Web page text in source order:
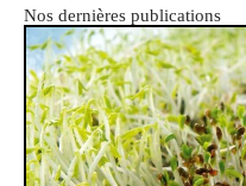
Nos dernières publications